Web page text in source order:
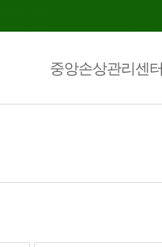
중앙손상관리센터